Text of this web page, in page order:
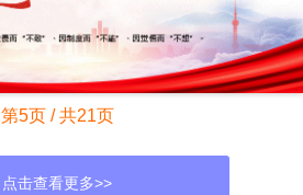
第5页 / 共21页
点击查看更多>>